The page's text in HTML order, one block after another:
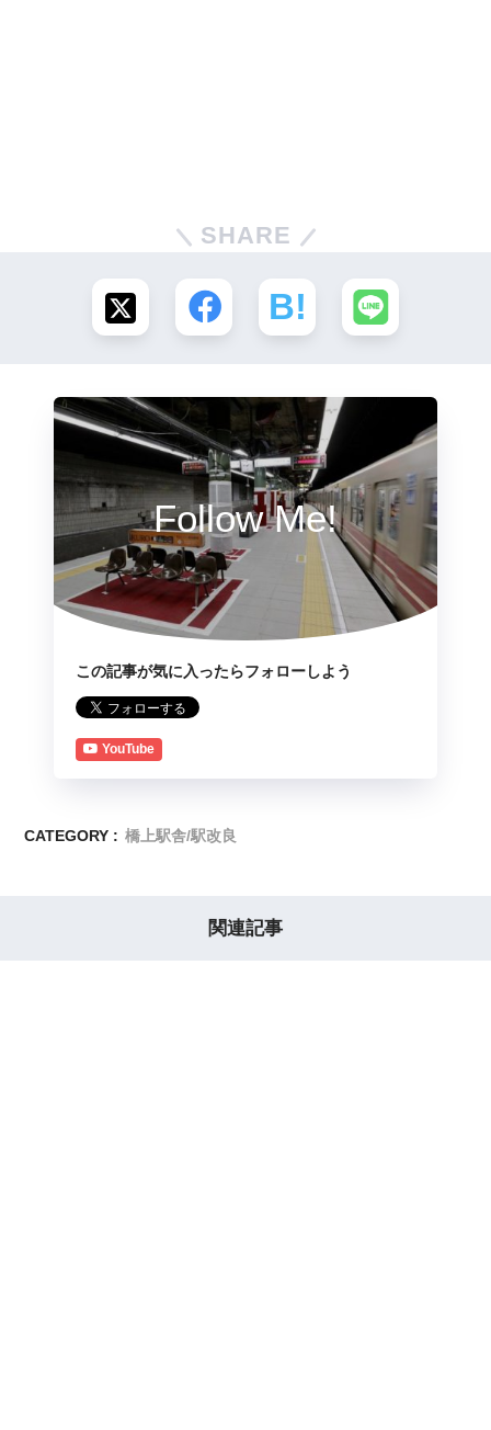
SHARE
Follow Me!
この記事が気に入ったらフォローしよう
YouTube
CATEGORY : 橋上駅舎/駅改良
関連記事